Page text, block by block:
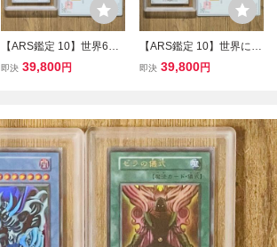
【ARS鑑定 10】世界6枚
フリーザ EXR EX1-004
10 鑑定品 DRAGON BAL
L
即決 39,800円
【ARS鑑定 10】世界に1
枚 ボア・ハンコック SR
S10 鑑定品 決戦の刻
即決 39,800円